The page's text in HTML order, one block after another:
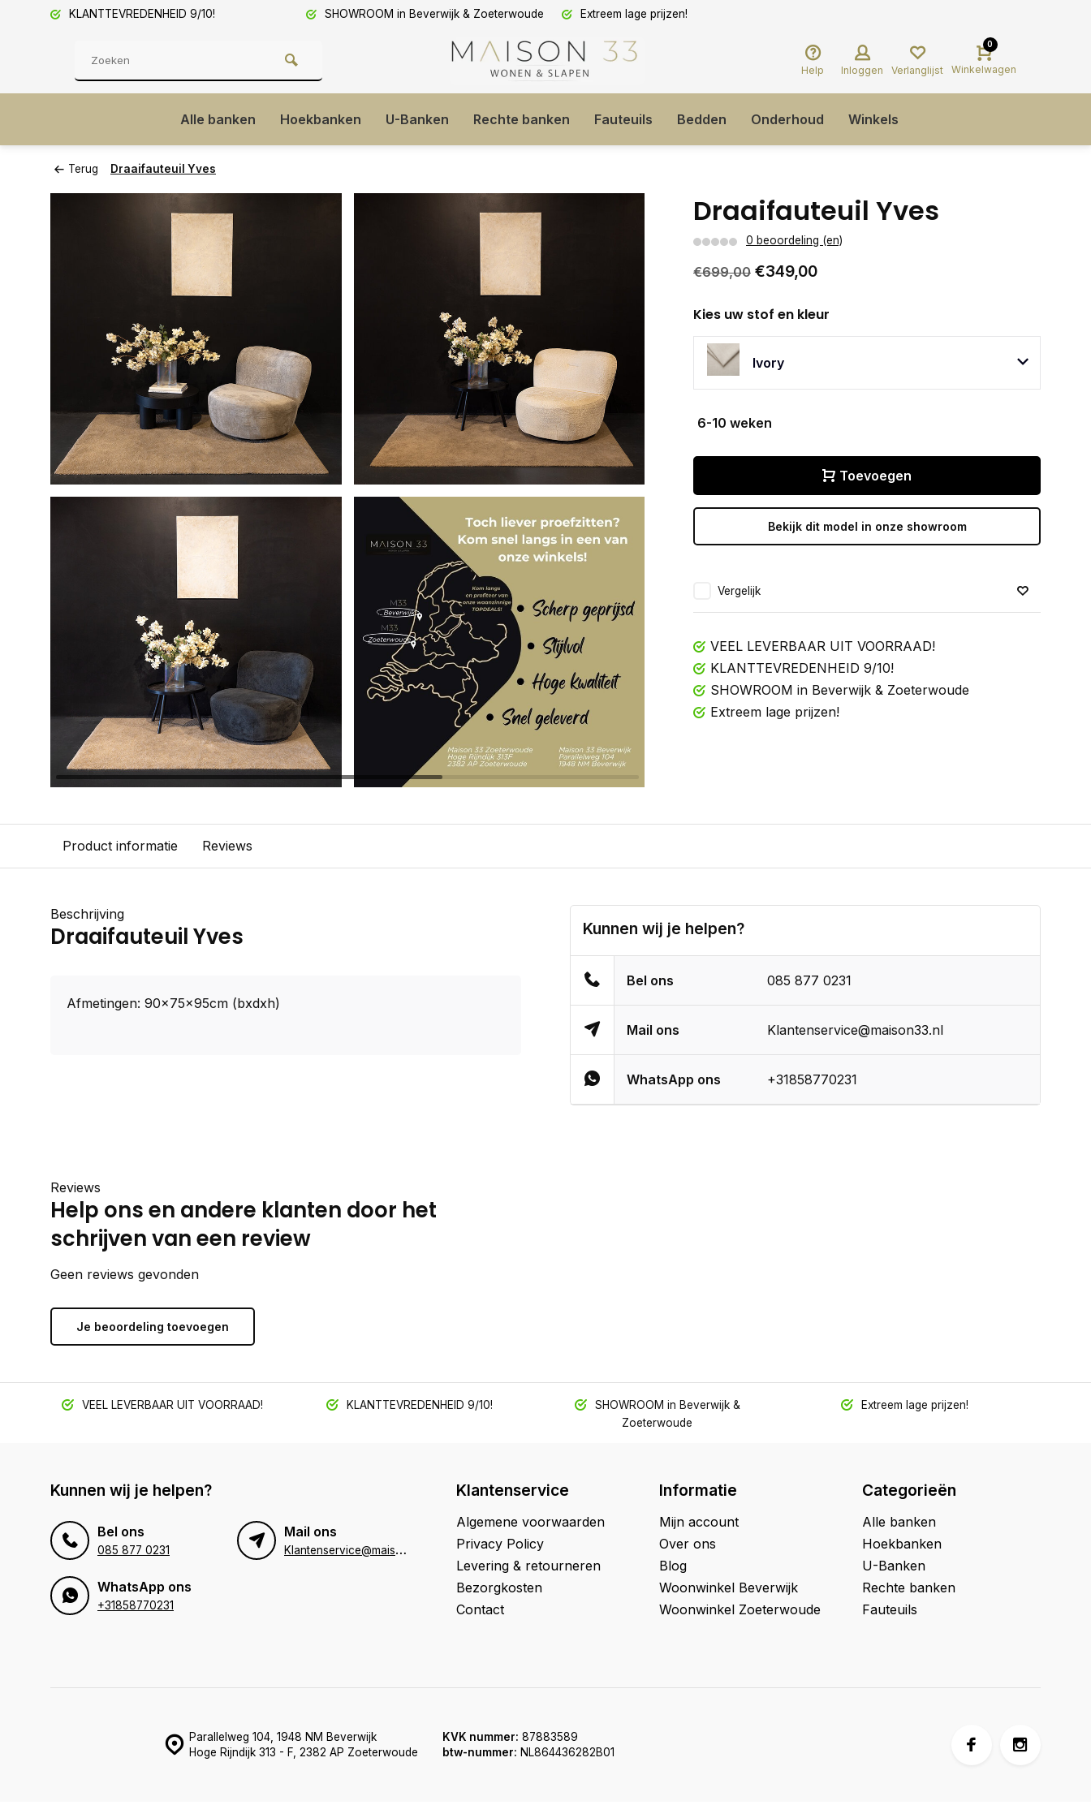
KLANTTEVREDENHEID 9/10! SHOWROOM in Beverwijk & Zoeterwoude Extreem lage prijzen!
Help Inloggen Verlanglijst
0
Winkelwagen
Alle banken Hoekbanken U-Banken Rechte banken Fauteuils Bedden Onderhoud Winkels
Terug Draaifauteuil Yves
Draaifauteuil Yves
0 beoordeling (en)
€699,00 €349,00
Kies uw stof en kleur
Ivory
6-10 weken
Toevoegen
Bekijk dit model in onze showroom
Vergelijk
VEEL LEVERBAAR UIT VOORRAAD!
KLANTTEVREDENHEID 9/10!
SHOWROOM in Beverwijk & Zoeterwoude
Extreem lage prijzen!
Product informatie Reviews
Beschrijving
Draaifauteuil Yves
Afmetingen: 90x75x95cm (bxdxh)
Kunnen wij je helpen?
Bel ons 085 877 0231
Mail ons Klantenservice@maison33.nl
WhatsApp ons +31858770231
Reviews
Help ons en andere klanten door het
schrijven van een review
Geen reviews gevonden
Je beoordeling toevoegen
VEEL LEVERBAAR UIT VOORRAAD! KLANTTEVREDENHEID 9/10!
SHOWROOM in Beverwijk &
Zoeterwoude
Extreem lage prijzen!
Kunnen wij je helpen?
Bel ons
085 877 0231
Mail ons
K
lantenservice@maison33.nl
WhatsApp ons
+31858770231
Klantenservice
Algemene voorwaarden
Privacy Policy
Levering & retourneren
Bezorgkosten
Contact
Informatie
Mijn account
Over ons
Blog
Woonwinkel Beverwijk
Woonwinkel Zoeterwoude
Categorieën
Alle banken
Hoekbanken
U-Banken
Rechte banken
Fauteuils
Parallelweg 104, 1948 NM Beverwijk
Hoge Rijndijk 313 - F, 2382 AP Zoeterwoude
KVK nummer: 87883589
btw-nummer: NL864436282B01